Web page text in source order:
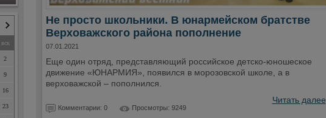
вск
2
9
16
23
Не просто школьники. В юнармейском братстве
Верховажского района пополнение
07.01.2021
Еще один отряд, представляющий российское детско-юношеское
движение «ЮНАРМИЯ», появился в морозовской школе, а в
верховажской – пополнился.
Читать далее
Комментарии: 0 Просмотры: 9249